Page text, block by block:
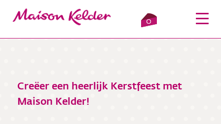
0
Inloggen Winkelmandje
Creëer een heerlijk Kerstfeest met
Maison Kelder!